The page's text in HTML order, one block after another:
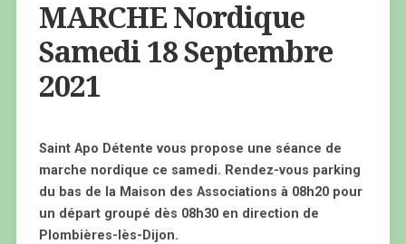
MARCHE Nordique
Samedi 18 Septembre
2021
Saint Apo Détente vous propose une séance de
marche nordique ce samedi. Rendez-vous parking
du bas de la Maison des Associations à 08h20 pour
un départ groupé dès 08h30 en direction de
Plombières-lès-Dijon.